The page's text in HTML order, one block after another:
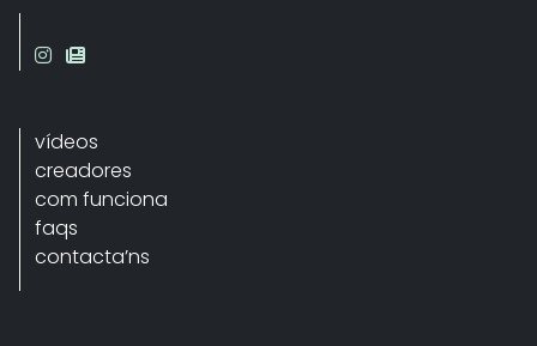
vídeos
creadores
com funciona
faqs
contacta’ns